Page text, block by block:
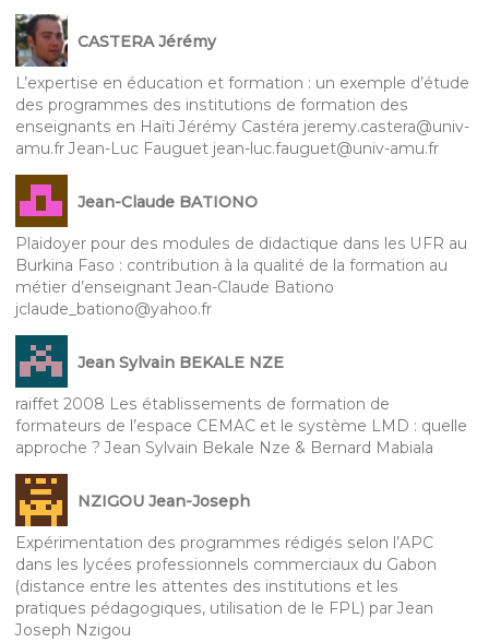
CASTERA Jérémy
L’expertise en éducation et formation : un exemple d’étude
des programmes des institutions de formation des
enseignants en Haïti Jérémy Castéra jeremy.castera@univ-
amu.fr Jean-Luc Fauguet jean-luc.fauguet@univ-amu.fr
Jean-Claude BATIONO
Plaidoyer pour des modules de didactique dans les UFR au
Burkina Faso : contribution à la qualité de la formation au
métier d’enseignant Jean-Claude Bationo
jclaude_bationo@yahoo.fr
Jean Sylvain BEKALE NZE
raiffet 2008 Les établissements de formation de
formateurs de l’espace CEMAC et le système LMD : quelle
approche ? Jean Sylvain Bekale Nze & Bernard Mabiala
NZIGOU Jean-Joseph
Expérimentation des programmes rédigés selon l’APC
dans les lycées professionnels commerciaux du Gabon
(distance entre les attentes des institutions et les
pratiques pédagogiques, utilisation de le FPL) par Jean
Joseph Nzigou